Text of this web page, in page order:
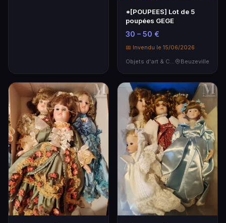
*[POUPEES] Lot de 5
poupées GEGE
30 – 50 €
📅 Invendu le 15/06/2026
Beuzeville